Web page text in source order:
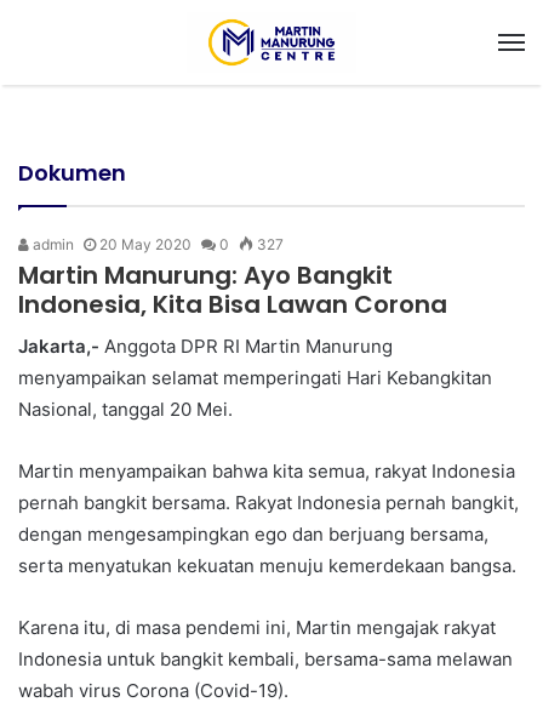
Dokumen
admin 20 May 2020 0 327
Martin Manurung: Ayo Bangkit
Indonesia, Kita Bisa Lawan Corona
Jakarta,- Anggota DPR RI Martin Manurung
menyampaikan selamat memperingati Hari Kebangkitan
Nasional, tanggal 20 Mei.
Martin menyampaikan bahwa kita semua, rakyat Indonesia
pernah bangkit bersama. Rakyat Indonesia pernah bangkit,
dengan mengesampingkan ego dan berjuang bersama,
serta menyatukan kekuatan menuju kemerdekaan bangsa.
Karena itu, di masa pendemi ini, Martin mengajak rakyat
Indonesia untuk bangkit kembali, bersama-sama melawan
wabah virus Corona (Covid-19).